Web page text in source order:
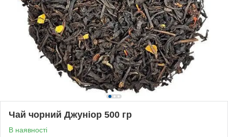
Чай чорний Джуніор 500 гр
В наявності